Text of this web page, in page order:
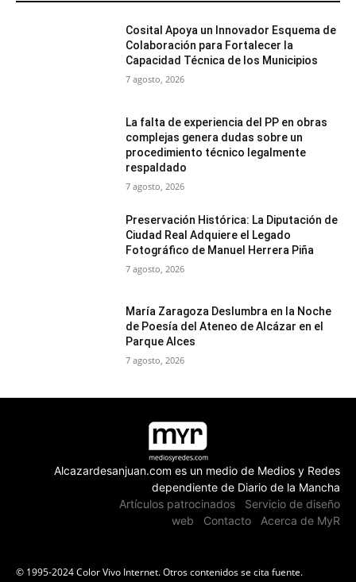
Cosital Apoya un Innovador Esquema de
Colaboración para Fortalecer la
Capacidad Técnica de los Municipios
7 agosto, 2026
La falta de experiencia del PP en obras
complejas genera dudas sobre un
procedimiento técnico legalmente
respaldado
7 agosto, 2026
Preservación Histórica: La Diputación de
Ciudad Real Adquiere el Legado
Fotográfico de Manuel Herrera Piña
7 agosto, 2026
María Zaragoza Deslumbra en la Noche
de Poesía del Ateneo de Alcázar en el
Parque Alces
7 agosto, 2026
Alcazardesanjuan.com es un medio de Medios y Redes
dependiente de Diario de la Mancha
Artículos patrocinados
Servicio de diseño
web
Contacto Acerca de MyR
© 1995-2024 Color Vivo Internet. Otros contenidos se cita fuente.